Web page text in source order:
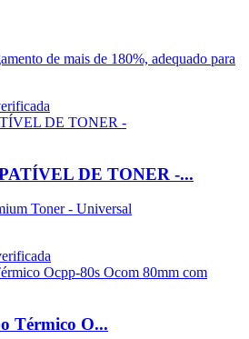
de mais de 180%, adequado para
DE TONER -...
Toner - Universal
Térmico O...